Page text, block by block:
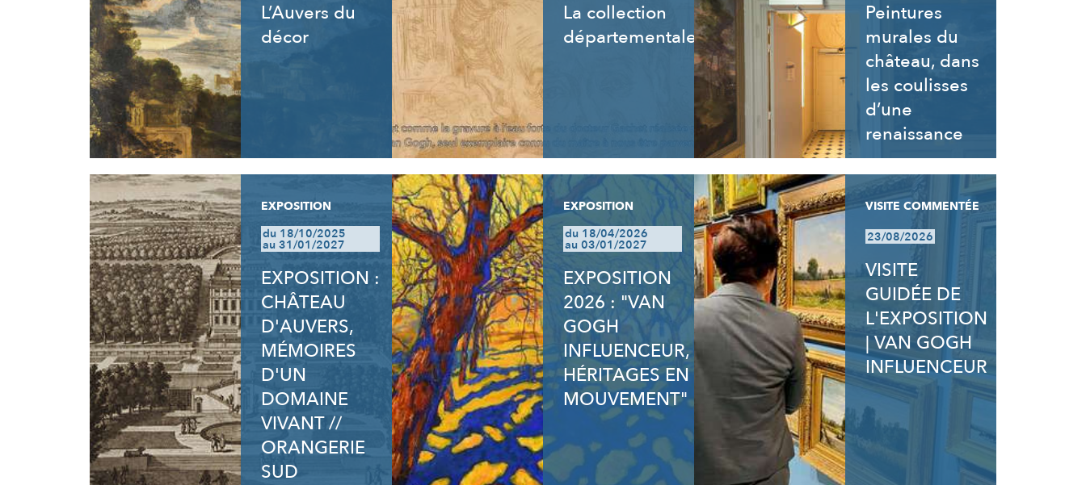
L’Auvers du
décor
La collection
départementale
Peintures
murales du
château, dans
les coulisses
d’une
renaissance
EXPOSITION
du 18/10/2025
au 31/01/2027
EXPOSITION :
CHÂTEAU
D'AUVERS,
MÉMOIRES
D'UN
DOMAINE
VIVANT //
ORANGERIE
SUD
EXPOSITION
du 18/04/2026
au 03/01/2027
EXPOSITION
2026 : "VAN
GOGH
INFLUENCEUR,
HÉRITAGES EN
MOUVEMENT"
VISITE COMMENTÉE
23/08/2026
VISITE
GUIDÉE DE
L'EXPOSITION
| VAN GOGH
INFLUENCEUR